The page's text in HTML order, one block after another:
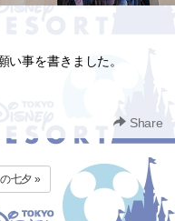
い事を書きました。
Share
七夕 »